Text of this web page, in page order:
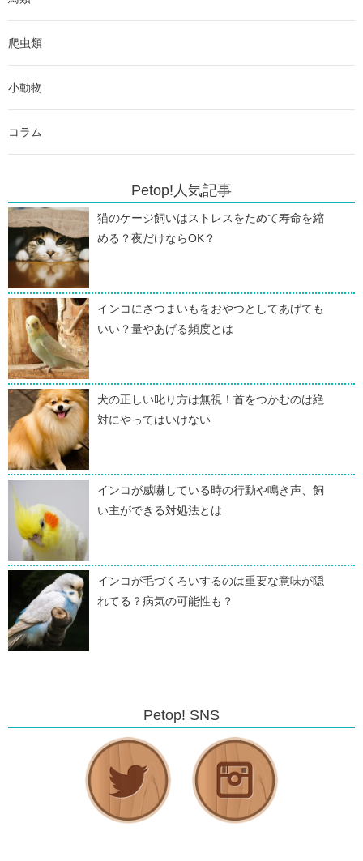
爬虫類
小動物
コラム
Petop!人気記事
猫のケージ飼いはストレスをためて寿命を縮
める？夜だけならOK？
インコにさつまいもをおやつとしてあげても
いい？量やあげる頻度とは
犬の正しい叱り方は無視！首をつかむのは絶
対にやってはいけない
インコが威嚇している時の行動や鳴き声、飼
い主ができる対処法とは
インコが毛づくろいするのは重要な意味が隠
れてる？病気の可能性も？
Petop! SNS